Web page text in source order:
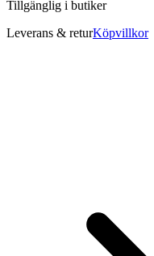
Tillgänglig i butiker
Leverans & returKöpvillkor